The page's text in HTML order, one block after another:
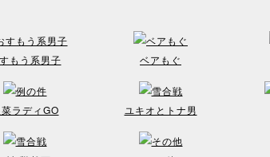
もう系男子 ベアもぐ
ラディGO ユキオとトナ男